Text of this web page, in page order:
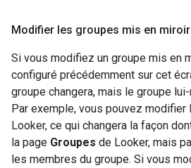
Modifier les groupes mis en miroir
Si vous modifiez un groupe mis en
configuré précédemment sur cet
groupe changera, mais le groupe
Par exemple, vous pouvez modifier
Looker, ce qui changera la façon
la page Groupes de Looker, mais
les membres du groupe. Si vous